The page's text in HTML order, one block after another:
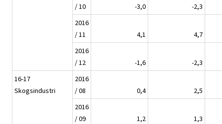
/ 10
-3,0
-2,3
2016
/ 11
4,1
4,7
2016
/ 12
-1,6
-2,3
16-17
Skogsindustri
2016
/ 08
0,4
2,5
2016
/ 09
1,2
1,3